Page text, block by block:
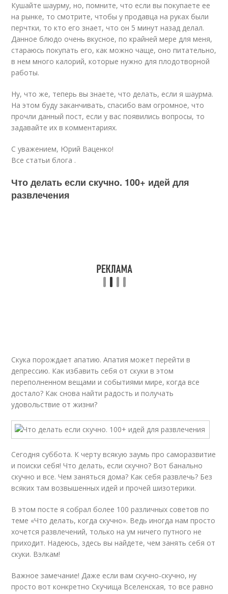
Кушайте шаурму, но, помните, что если вы покупаете ее
на рынке, то смотрите, чтобы у продавца на руках были
перчтки, то кто его знает, что он 5 минут назад делал.
Данное блюдо очень вкусное, по крайней мере для меня,
стараюсь покупать его, как можно чаще, оно питательно,
в нем много калорий, которые нужно для плодотворной
работы.
Ну, что же, теперь вы знаете, что делать, если я шаурма.
На этом буду заканчивать, спасибо вам огромное, что
прочли данный пост, если у вас появились вопросы, то
задавайте их в комментариях.
С уважением, Юрий Ваценко!
Все статьи блога .
Что делать если скучно. 100+ идей для
развлечения
Скука порождает апатию. Апатия может перейти в
депрессию. Как избавить себя от скуки в этом
переполненном вещами и событиями мире, когда все
достало? Как снова найти радость и получать
удовольствие от жизни?
Сегодня суббота. К черту всякую заумь про саморазвитие
и поиски себя! Что делать, если скучно? Вот банально
скучно и все. Чем заняться дома? Как себя развлечь? Без
всяких там возвышенных идей и прочей шизотерики.
В этом посте я собрал более 100 различных советов по
теме «Что делать, когда скучно». Ведь иногда нам просто
хочется развлечений, только на ум ничего путного не
приходит. Надеюсь, здесь вы найдете, чем занять себя от
скуки. Вэлкам!
Важное замечание! Даже если вам скучно-скучно, ну
просто вот конкретно Скучища Вселенская, то все равно